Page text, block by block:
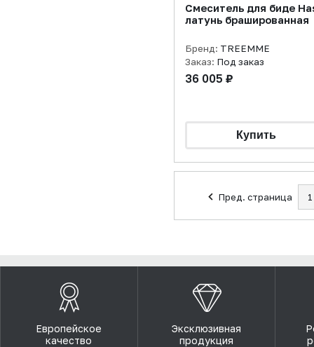
Смеситель для биде
латунь брашированная
Бренд: TREEMME
Заказ: Под заказ
36 005 ₽
Пред. страница 1
Европейское
качество
Эксклюзивная
продукция